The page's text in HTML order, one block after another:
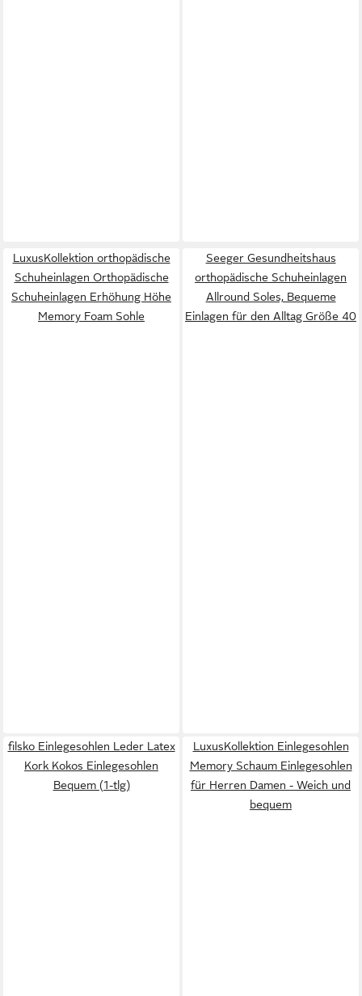
LuxusKollektion orthopädische
Schuheinlagen Orthopädische
Schuheinlagen Erhöhung Höhe
Memory Foam Sohle
Seeger Gesundheitshaus
orthopädische Schuheinlagen
Allround Soles, Bequeme
Einlagen für den Alltag Größe 40
filsko Einlegesohlen Leder Latex
Kork Kokos Einlegesohlen
Bequem (1-tlg)
LuxusKollektion Einlegesohlen
Memory Schaum Einlegesohlen
für Herren Damen - Weich und
bequem